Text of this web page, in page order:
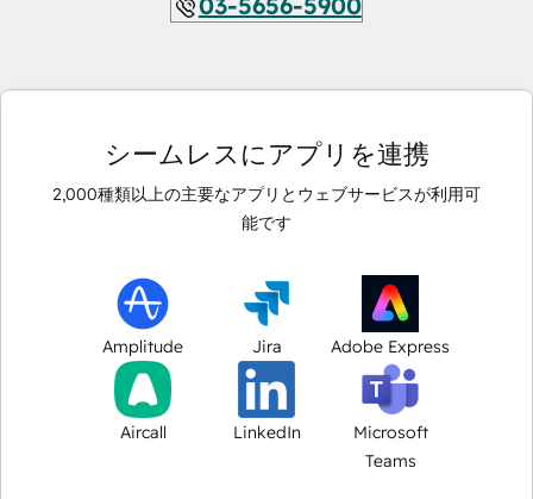
シームレスにアプリを連携
2,000種類以上の主要なアプリとウェブサービスが利用可
能です
Amplitude Jira Adobe Express
Aircall LinkedIn
Microsoft
Teams